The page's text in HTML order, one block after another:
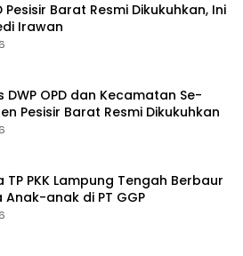
Pesisir Barat Resmi Dikukuhkan, Ini
Irawan
DWP OPD dan Kecamatan Se-
Pesisir Barat Resmi Dikukuhkan
TP PKK Lampung Tengah Berbaur
Anak-anak di PT GGP